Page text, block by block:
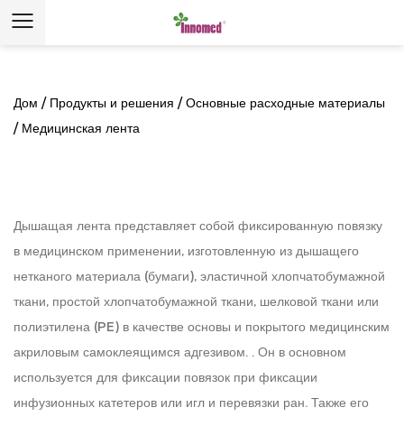
Дом / Продукты и решения /Основные расходные материалы
/ Медицинская лента
Дышащая лента представляет собой фиксированную повязку
в медицинском применении, изготовленную из дышащего
нетканого материала (бумаги), эластичной хлопчатобумажной
ткани, простой хлопчатобумажной ткани, шелковой ткани или
полиэтилена (PE) в качестве основы и покрытого медицинским
акриловым самоклеящимся адгезивом. . Он в основном
используется для фиксации повязок при фиксации
инфузионных катетеров или игл и перевязки ран. Также его